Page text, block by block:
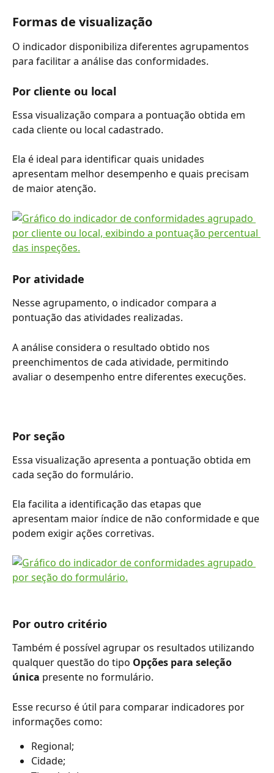
Formas de visualização
O indicador disponibiliza diferentes agrupamentos
para facilitar a análise das conformidades.
Por cliente ou local
Essa visualização compara a pontuação obtida em
cada cliente ou local cadastrado.
Ela é ideal para identificar quais unidades
apresentam melhor desempenho e quais precisam
de maior atenção.
Por atividade
Nesse agrupamento, o indicador compara a
pontuação das atividades realizadas.
A análise considera o resultado obtido nos
preenchimentos de cada atividade, permitindo
avaliar o desempenho entre diferentes execuções.
Por seção
Essa visualização apresenta a pontuação obtida em
cada seção do formulário.
Ela facilita a identificação das etapas que
apresentam maior índice de não conformidade e que
podem exigir ações corretivas.
Por outro critério
Também é possível agrupar os resultados utilizando
qualquer questão do tipo Opções para seleção
única presente no formulário.
Esse recurso é útil para comparar indicadores por
informações como:
Regional;
Cidade;